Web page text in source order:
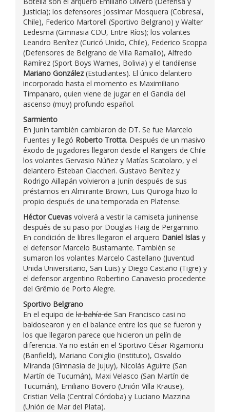
Justicia); los defensores Jossimar Mosquera (Cobresal,
Chile), Federico Martorell (Sportivo Belgrano) y Walter
Ledesma (Gimnasia CDU, Entre Ríos); los volantes
Leandro Benítez (Curicó Unido, Chile), Federico Scoppa
(Defensores de Belgrano de Villa Ramallo), Alfredo
Ramírez (Sport Boys Warnes, Bolivia) y el tandilense
Mariano González (Estudiantes). El único delantero
incorporado hasta el momento es Maximiliano
Timpanaro, quien viene de jugar en el Gandia del
ascenso (muy) profundo español.
Sarmiento
En Junín también cambiaron de DT. Se fue Marcelo
Fuentes y llegó Roberto Trotta. Después de un masivo
éxodo de jugadores llegaron desde el Rangers de Chile
los volantes Gervasio Núñez y Matías Scatolaro, y el
delantero Esteban Ciaccheri. Gustavo Benítez y
Rodrigo Aillapán volvieron a Junín después de sus
préstamos en Almirante Brown, Luis Quiroga hizo lo
propio después de una temporada en Platense.
Héctor Cuevas volverá a vestir la camiseta juninense
después de su paso por Douglas Haig de Pergamino.
En condición de libres llegaron el arquero Daniel Islas y
el defensor Marcelo Bustamante. También se
sumaron los volantes Marcelo Castellano (Juventud
Unida Universitario, San Luis) y Diego Castaño (Tigre) y
el defensor argentino Robertino Canavesio procedente
del Grêmio de Porto Alegre.
Sportivo Belgrano
En el equipo de la bahía de San Francisco casi no
baldosearon y en el balance entre los que se fueron y
los que llegaron parece que hicieron un pelín de
diferencia. Ya no están en el Sportivo César Rigamonti
(Banfield), Mariano Coniglio (Instituto), Osvaldo
Miranda (Gimnasia de Jujuy), Nicolás Aguirre (San
Martín de Tucumán), Maxi Velasco (San Martín de
Tucumán), Emiliano Bovero (Unión Villa Krause),
Cristian Vella (Central Córdoba) y Luciano Mazzina
(Unión de Mar del Plata).